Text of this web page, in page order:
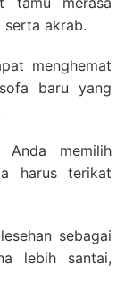
serta akrab.
menghemat
baru yang
Anda memilih
harus terikat
sebagai
lebih santai,